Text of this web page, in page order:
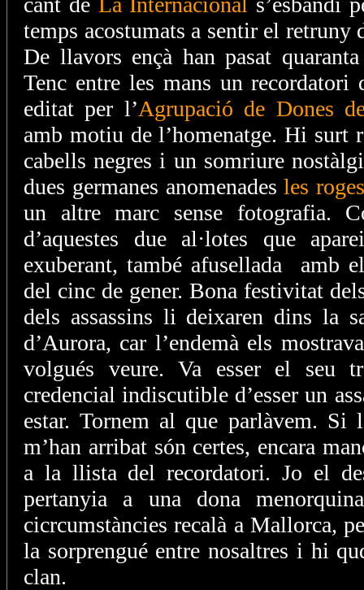
temps acostumats a sentir el retruny
De llavors ençà han pasat
Tenc entre les mans un recordatori
editat per l’Agrupació de Dones
amb motiu de l’homenatge. Hi surt
cabells negres i un somriure
dues germanes anomenadesles
un altre marc sense fotografia.
d’aquestes due al·lotes que
exuberant, també afusellada amb
del cinc de gener. Bona festivitat
dels assassins li deixaren dins la
d’Aurora, car l’endemà els
volgués veure. Va esser el seu
credencial indiscutible d’esser un
estar. Tornem al que parlàvem. Si
m’han arribat són certes, encara
a la llista del recordatori. Jo el
pertanyia a una dona
cicrcumstàncies recalà a Mallorca,
la sorprengué entre nosaltres i hi
clan.